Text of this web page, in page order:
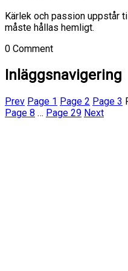
Kärlek och passion uppstår
måste hållas hemligt.
0 Comment
Inläggsnavigering
Prev Page 1 Page 2 Page 3
Page 8 … Page 29 Next